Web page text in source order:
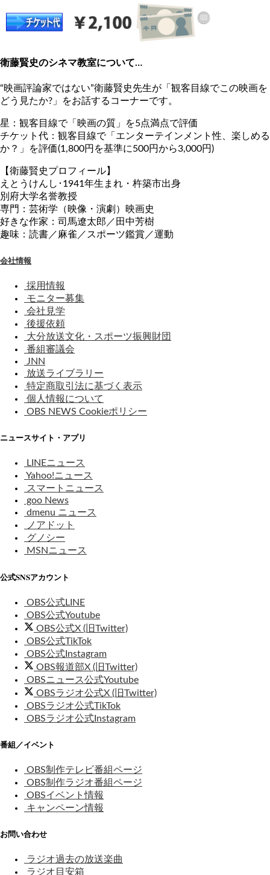
衛藤賢史のシネマ教室について…
“映画評論家ではない”衛藤賢史先生が「観客目線でこの映画を
どう見たか?」をお話するコーナーです。
星：観客目線で「映画の質」を5点満点で評価
チケット代：観客目線で「エンターテインメント性、楽しめる
か？」を評価(1,800円を基準に500円から3,000円)
【衛藤賢史プロフィール】
えとうけんし･1941年生まれ・杵築市出身
別府大学名誉教授
専門：芸術学（映像・演劇）映画史
好きな作家：司馬遼太郎／田中芳樹
趣味：読書／麻雀／スポーツ鑑賞／運動
会社情報
採用情報
モニター募集
会社見学
後援依頼
大分放送文化・スポーツ振興財団
番組審議会
JNN
放送ライブラリー
特定商取引法に基づく表示
個人情報について
OBS NEWS Cookieポリシー
ニュースサイト・アプリ
LINEニュース
Yahoo!ニュース
スマートニュース
goo News
dmenu ニュース
ノアドット
グノシー
MSNニュース
公式SNSアカウント
OBS公式LINE
OBS公式Youtube
OBS公式X (旧Twitter)
OBS公式TikTok
OBS公式Instagram
OBS報道部X (旧Twitter)
OBSニュース公式Youtube
OBSラジオ公式X (旧Twitter)
OBSラジオ公式TikTok
OBSラジオ公式Instagram
番組／イベント
OBS制作テレビ番組ページ
OBS制作ラジオ番組ページ
OBSイベント情報
キャンペーン情報
お問い合わせ
ラジオ過去の放送楽曲
ラジオ目安箱